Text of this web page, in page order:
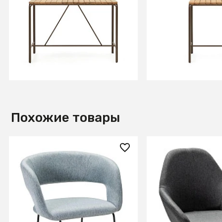
Salguer Барный стол из
массива акации и
коричневой стали Ø 140 x 70
Salguer Барный
Похожие товары
16 070 ₽
Кресло Бар. Hugs св.сер/
Линк
+3
17 140 ₽
Кресло Бар.Kent
серый/черный
+8